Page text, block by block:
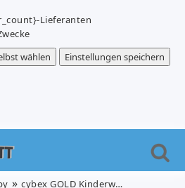
Lieferanten
wählen
Einstellungen speichern
cybex GOLD Kinderwagen Agis M-Air 3 für je 89,99€